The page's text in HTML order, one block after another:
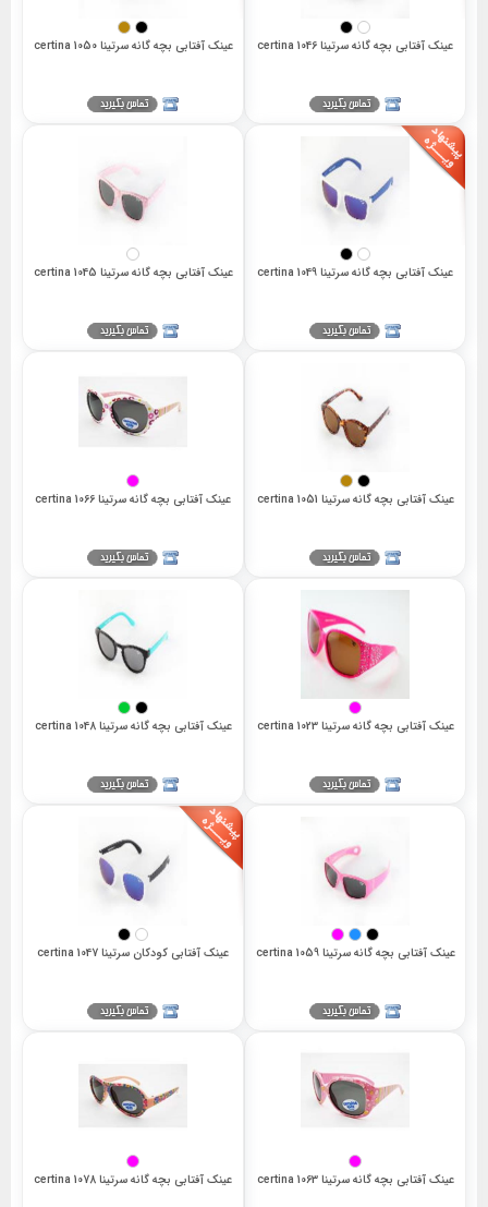
عینک آفتابی بچه گانه سرتینا 1046 certina عینک آفتابی بچه گانه سرتینا 1050 certina
عینک آفتابی بچه گانه سرتینا 1049 certina عینک آفتابی بچه گانه سرتینا 1045 certina
عینک آفتابی بچه گانه سرتینا 1051 certina عینک آفتابی بچه گانه سرتینا 1066 certina
عینک آفتابی بچه گانه سرتینا 1023 certina عینک آفتابی بچه گانه سرتینا 1048 certina
عینک آفتابی بچه گانه سرتینا 1059 certina عینک آفتابی کودکان سرتینا 1047 certina
عینک آفتابی بچه گانه سرتینا 1063 certina عینک آفتابی بچه گانه سرتینا certina 1078